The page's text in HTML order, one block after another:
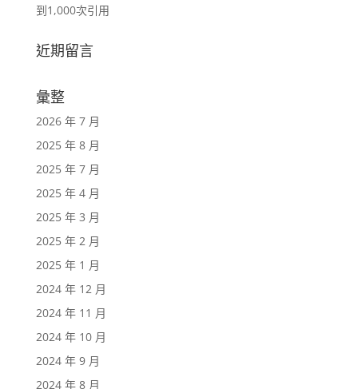
到1,000次引用
近期留言
彙整
2026 年 7 月
2025 年 8 月
2025 年 7 月
2025 年 4 月
2025 年 3 月
2025 年 2 月
2025 年 1 月
2024 年 12 月
2024 年 11 月
2024 年 10 月
2024 年 9 月
2024 年 8 月